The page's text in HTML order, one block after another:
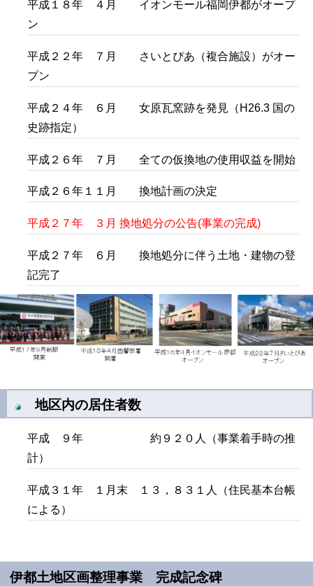
平成１８年 ４月 イオンモール福岡伊都がオープ
ン
平成２２年 ７月 さいとぴあ（複合施設）がオー
プン
平成２４年 ６月 女原瓦窯跡を発見（H26.3 国の
史跡指定）
平成２６年 ７月 全ての仮換地の使用収益を開始
平成２６年１１月 換地計画の決定
平成２７年 ３月 換地処分の公告(事業の完成)
平成２７年 ６月 換地処分に伴う土地・建物の登
記完了
地区内の居住者数
平成 ９年 約９２０人（事業着手時の推
計）
平成３１年 １月末 １３，８３１人（住民基本台帳
による）
伊都土地区画整理事業 完成記念碑